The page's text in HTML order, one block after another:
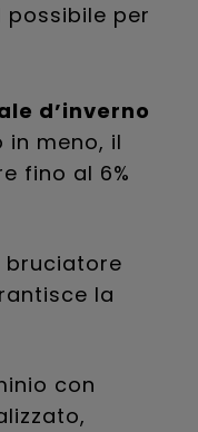
per
d’inverno
in meno, il
fino al 6%
bruciatore
la
con